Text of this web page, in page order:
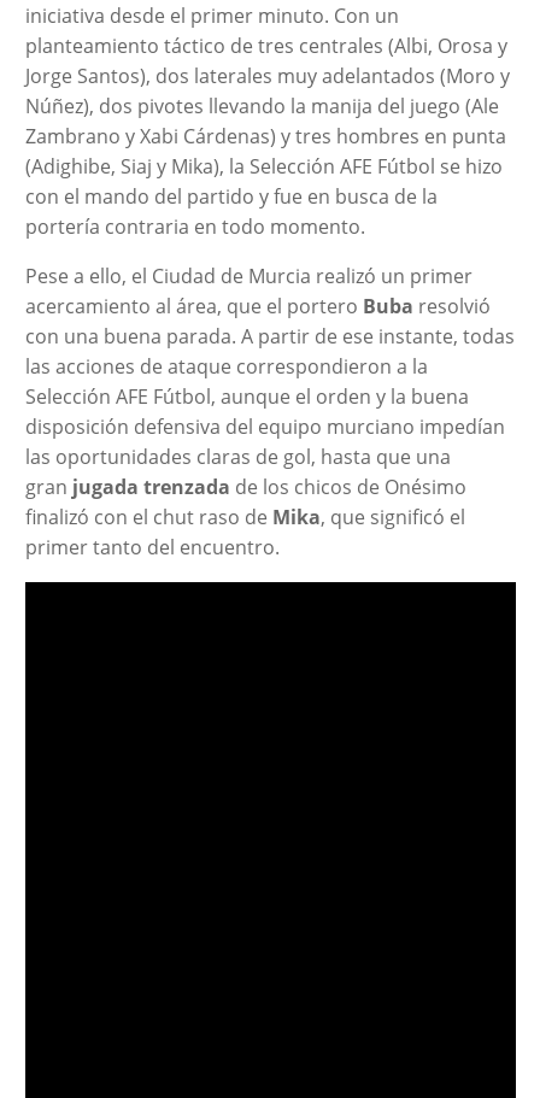
iniciativa desde el primer minuto. Con un
planteamiento táctico de tres centrales (Albi, Orosa y
Jorge Santos), dos laterales muy adelantados (Moro y
Núñez), dos pivotes llevando la manija del juego (Ale
Zambrano y Xabi Cárdenas) y tres hombres en punta
(Adighibe, Siaj y Mika), la Selección AFE Fútbol se hizo
con el mando del partido y fue en busca de la
portería contraria en todo momento.
Pese a ello, el Ciudad de Murcia realizó un primer
acercamiento al área, que el portero Buba resolvió
con una buena parada. A partir de ese instante, todas
las acciones de ataque correspondieron a la
Selección AFE Fútbol, aunque el orden y la buena
disposición defensiva del equipo murciano impedían
las oportunidades claras de gol, hasta que una
gran jugada trenzada de los chicos de Onésimo
finalizó con el chut raso de Mika, que significó el
primer tanto del encuentro.